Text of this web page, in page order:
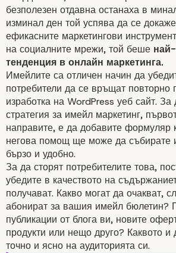
безполезен отдавна останаха в
изминал ден той успява да се
ефикасните маркетингови
на социалните мрежи, той беше
тенденция в онлайн маркетинга.
Имейлите са отличен начин да
потребители да се връщат повторно
изработка на WordPress уеб сайт. За
стратегия за имейл маркетинг,
направите, е да добавите формуляр
негова помощ ще може да събирате
бързо и удобно.
За да сторят потребителите това,
убедите в качеството на
получават. Какво могат да очакват,
абонират за вашия имейл бюлетин?
публикации от блога ви, новите
продукти или нещо друго? Каквото и
точно и ясно на аудиторията си.